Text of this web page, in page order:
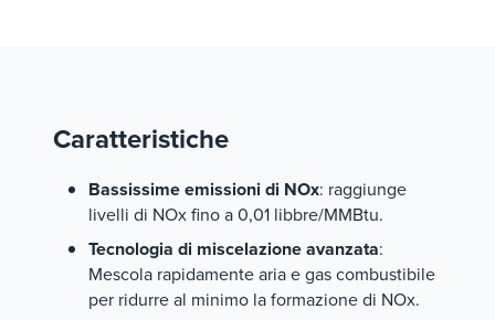
Caratteristiche
Bassissime emissioni di NOx: raggiunge
livelli di NOx fino a 0,01 libbre/MMBtu.
Tecnologia di miscelazione avanzata:
Mescola rapidamente aria e gas combustibile
per ridurre al minimo la formazione di NOx.